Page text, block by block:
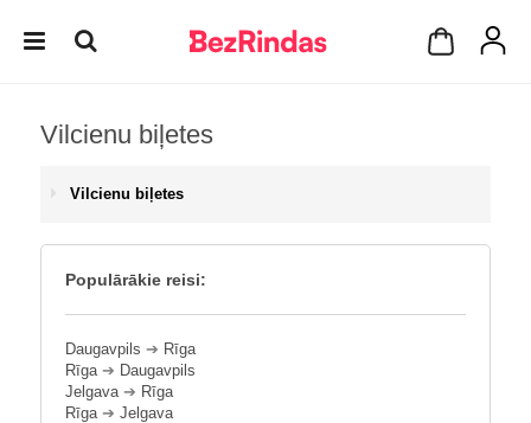
Vilcienu biļetes
Vilcienu biļetes
Populārākie reisi:
Daugavpils ➔ Rīga
Rīga➔ Daugavpils
Jelgava➔ Rīga
Rīga➔ Jelgava